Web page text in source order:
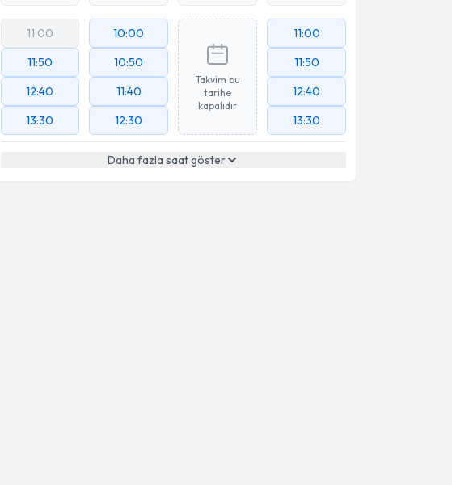
11:00
11:50
12:40
13:30
10:00
10:50
11:40
12:30
Takvim bu
tarihe
kapalıdır
11:00
11:50
12:40
13:30
Daha fazla saat göster